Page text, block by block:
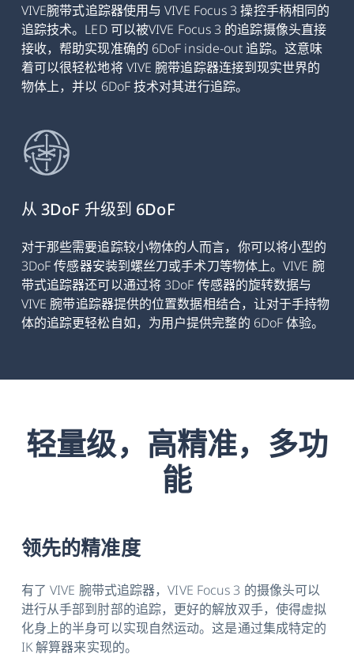
VIVE腕带式追踪器使用与 VIVE Focus 3 操控手柄相同的
追踪技术。LED 可以被VIVE Focus 3 的追踪摄像头直接
接收，帮助实现准确的 6DoF inside-out 追踪。这意味
着可以很轻松地将 VIVE 腕带追踪器连接到现实世界的
物体上，并以 6DoF 技术对其进行追踪。
从 3DoF 升级到 6DoF
对于那些需要追踪较小物体的人而言，你可以将小型的
3DoF 传感器安装到螺丝刀或手术刀等物体上。VIVE 腕
带式追踪器还可以通过将 3DoF 传感器的旋转数据与
VIVE 腕带追踪器提供的位置数据相结合，让对于手持物
体的追踪更轻松自如，为用户提供完整的 6DoF 体验。
轻量级，高精准，多功
能
领先的精准度
有了 VIVE 腕带式追踪器，VIVE Focus 3 的摄像头可以
进行从手部到肘部的追踪，更好的解放双手，使得虚拟
化身上的半身可以实现自然运动。这是通过集成特定的
IK 解算器来实现的。